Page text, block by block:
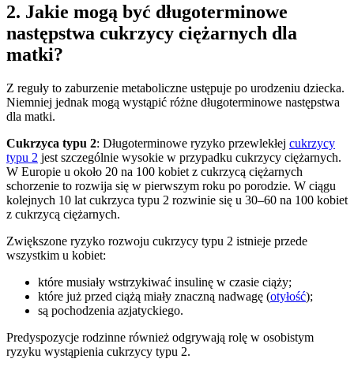
2. Jakie mogą być długoterminowe
następstwa cukrzycy ciężarnych dla
matki?
Z reguły to zaburzenie metaboliczne ustępuje po urodzeniu dziecka.
Niemniej jednak mogą wystąpić różne długoterminowe następstwa
dla matki.
Cukrzyca typu 2: Długoterminowe ryzyko przewlekłej cukrzycy
typu 2 jest szczególnie wysokie w przypadku cukrzycy ciężarnych.
W Europie u około 20 na 100 kobiet z cukrzycą ciężarnych
schorzenie to rozwija się w pierwszym roku po porodzie. W ciągu
kolejnych 10 lat cukrzyca typu 2 rozwinie się u 30–60 na 100 kobiet
z cukrzycą ciężarnych.
Zwiększone ryzyko rozwoju cukrzycy typu 2 istnieje przede
wszystkim u kobiet:
które musiały wstrzykiwać insulinę w czasie ciąży;
które już przed ciążą miały znaczną nadwagę (otyłość);
są pochodzenia azjatyckiego.
Predyspozycje rodzinne również odgrywają rolę w osobistym
ryzyku wystąpienia cukrzycy typu 2.